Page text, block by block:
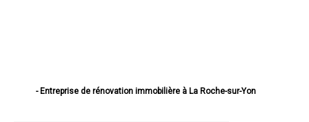
- Entreprise de rénovation immobilière à La Roche-sur-Yon